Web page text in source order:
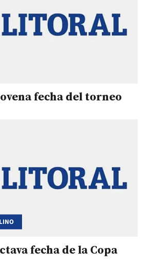
fecha del torneo
fecha de la Copa